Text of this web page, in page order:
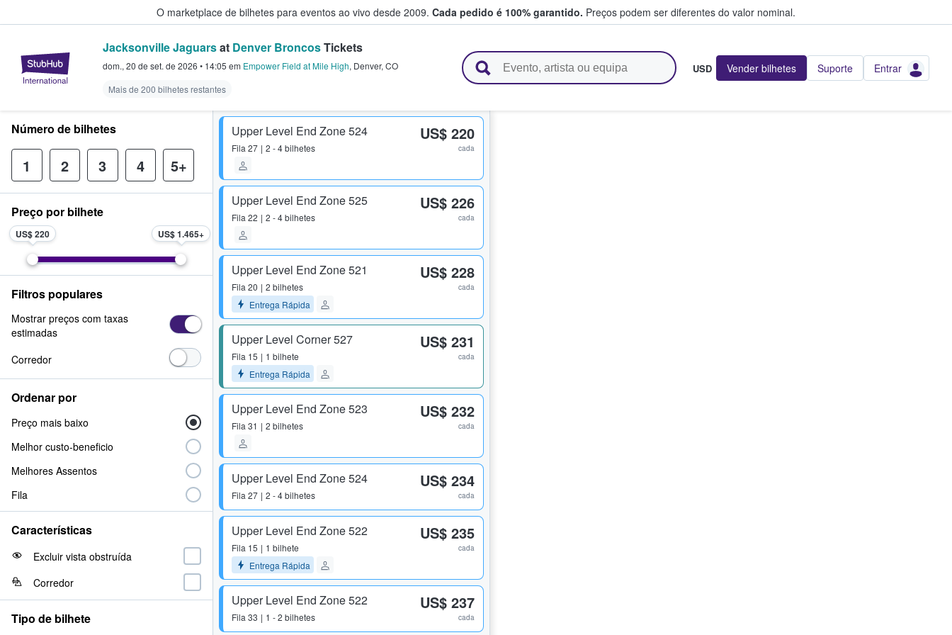
O marketplace de bilhetes para eventos ao vivo desde 2009. Cada pedido é 100% garantido. Preços podem ser diferentes do valor nominal.
StubHub – onde os fãs compram e vendem bilhetes
Jacksonville Jaguarsat Denver BroncosTickets
dom., 20 de set. de 2026 • 14:05 em Empower Field at Mile High, Denver, CO
Mais de 200 bilhetes restantes
USD Vender bilhetes Suporte Entrar
Upper Level End Zone 524
Fila 27 2 - 4 bilhetes
US$ 220
cada
Upper Level End Zone 525
Fila 22 2 - 4 bilhetes
US$ 226
cada
Upper Level End Zone 521
Fila 20
2 bilhetes
Entrega Rápida
US$ 228
cada
Upper Level Corner 527
Fila 15
1 bilhete
Entrega Rápida
US$ 231
cada
Upper Level End Zone 523
Fila 31 2 bilhetes
US$ 232
cada
Upper Level End Zone 524
Fila 27 2 - 4 bilhetes
US$ 234
cada
Upper Level End Zone 522
Fila 15
1 bilhete
Entrega Rápida
US$ 235
cada
Upper Level End Zone 522
Fila 33 1 - 2 bilhetes
US$ 237
cada
Número de bilhetes
1 2 3 4 5+
Preço por bilhete
US$ 220 US$ 1.465
Filtros populares
Mostrar preços com taxas
estimadas
Corredor
Ordenar por
Preço mais baixo
Melhor custo-beneficio
Melhores Assentos
Fila
Características
Excluir vista obstruída
Corredor
Tipo de bilhete